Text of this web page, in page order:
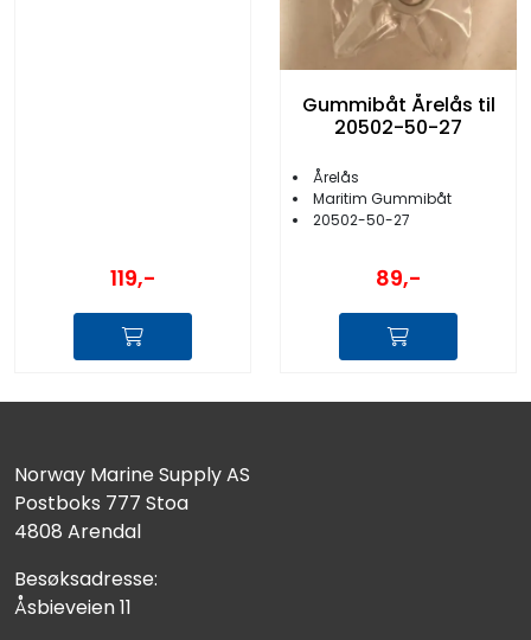
119,-
Gummibåt Årelås til
20502-50-27
Årelås
Maritim Gummibåt
20502-50-27
89,-
Norway Marine Supply AS
Postboks 777 Stoa
4808 Arendal
Besøksadresse:
Åsbieveien 11